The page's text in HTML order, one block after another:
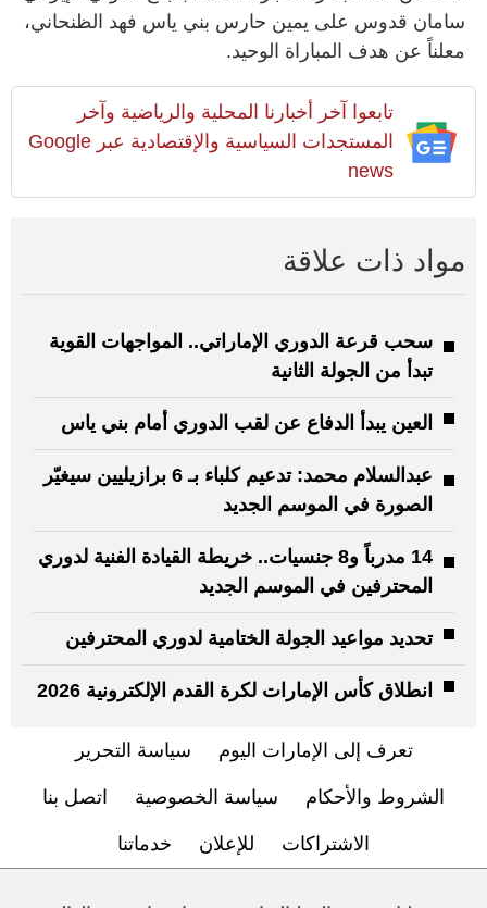
سامان قدوس على يمين حارس بني ياس فهد الظنحاني،
معلناً عن هدف المباراة الوحيد.
تابعوا آخر أخبارنا المحلية والرياضية وآخر
المستجدات السياسية والإقتصادية عبر Google
news
مواد ذات علاقة
سحب قرعة الدوري الإماراتي.. المواجهات القوية
تبدأ من الجولة الثانية
العين يبدأ الدفاع عن لقب الدوري أمام بني ياس
عبدالسلام محمد: تدعيم كلباء بـ 6 برازيليين سيغيّر
الصورة في الموسم الجديد
14 مدرباً و8 جنسيات.. خريطة القيادة الفنية لدوري
المحترفين في الموسم الجديد
تحديد مواعيد الجولة الختامية لدوري المحترفين
انطلاق كأس الإمارات لكرة القدم الإلكترونية 2026
تعرف إلى الإمارات اليوم سياسة التحرير
الشروط والأحكام سياسة الخصوصية اتصل بنا
الاشتراكات للإعلان خدماتنا